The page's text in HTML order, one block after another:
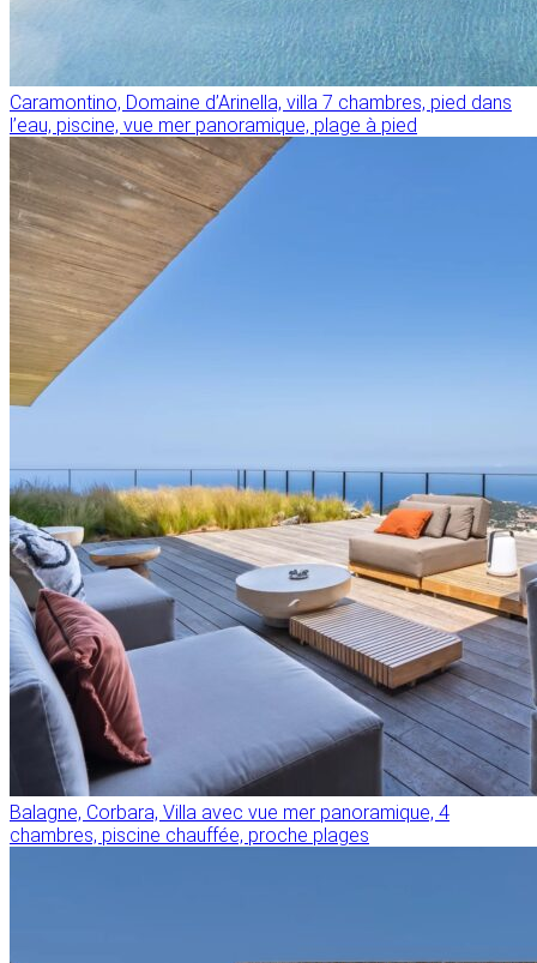
Caramontino, Domaine d’Arinella, villa 7 chambres, pied dans
l’eau, piscine, vue mer panoramique, plage à pied
Balagne, Corbara, Villa avec vue mer panoramique, 4
chambres, piscine chauffée, proche plages